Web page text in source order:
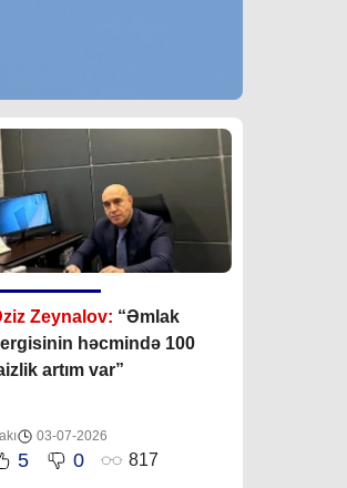
Zeynalov: “Əmlak
həcmində 100
artım var”
03-07-2026
5 0 817